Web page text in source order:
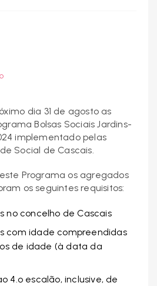
dia 31 de agosto as
Bolsas Sociais Jardins-
implementado pelas
Social de Cascais.
Programa os agregados
os seguintes requisitos:
no concelho de Cascais
com idade compreendidas
de idade (à data da
4.º escalão, inclusive, de